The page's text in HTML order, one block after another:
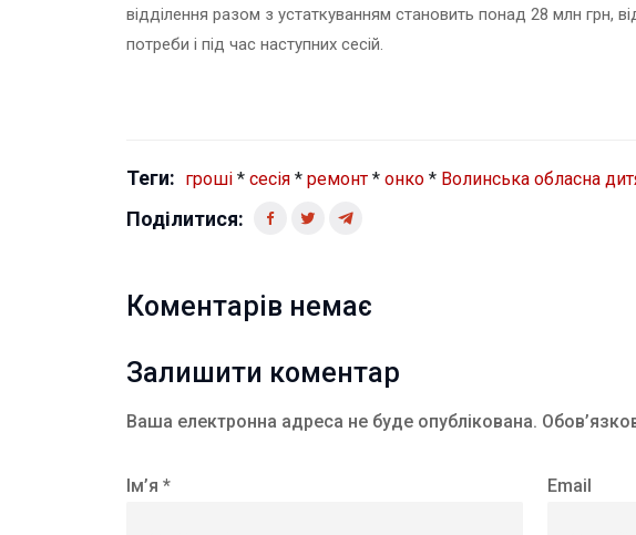
відділення разом з устаткуванням становить понад 28 млн грн,
потреби і під час наступних сесій.
Теги: гроші * сесія * ремонт * онко * Волинська обласна
Поділитися:
Коментарів немає
Залишити коментар
Ваша електронна адреса не буде опублікована.
Ім’я * Email